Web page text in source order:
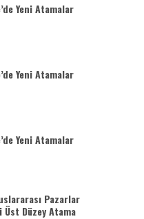
Yeni Atamalar
Yeni Atamalar
Yeni Atamalar
Pazarlar
Düzey Atama